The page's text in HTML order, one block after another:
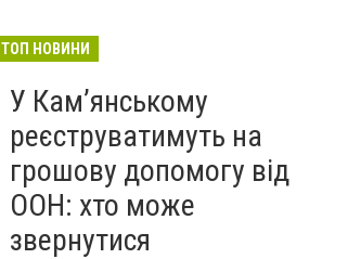
ТОП НОВИНИ
У Кам’янському
реєструватимуть на
грошову допомогу від
ООН: хто може
звернутися